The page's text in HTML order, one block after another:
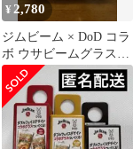
¥ 2,780
ジムビーム × DoD コラ
ボ ウサビームグラス
グラス 3種セット コン
プ